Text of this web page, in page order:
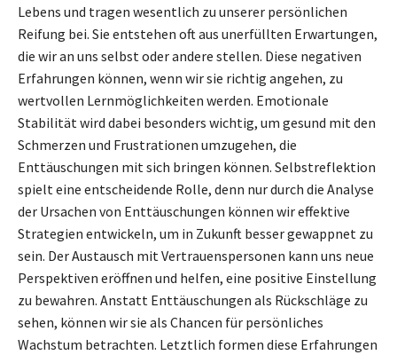
Lebens und tragen wesentlich zu unserer persönlichen
Reifung bei. Sie entstehen oft aus unerfüllten Erwartungen,
die wir an uns selbst oder andere stellen. Diese negativen
Erfahrungen können, wenn wir sie richtig angehen, zu
wertvollen Lernmöglichkeiten werden. Emotionale
Stabilität wird dabei besonders wichtig, um gesund mit den
Schmerzen und Frustrationen umzugehen, die
Enttäuschungen mit sich bringen können. Selbstreflektion
spielt eine entscheidende Rolle, denn nur durch die Analyse
der Ursachen von Enttäuschungen können wir effektive
Strategien entwickeln, um in Zukunft besser gewappnet zu
sein. Der Austausch mit Vertrauenspersonen kann uns neue
Perspektiven eröffnen und helfen, eine positive Einstellung
zu bewahren. Anstatt Enttäuschungen als Rückschläge zu
sehen, können wir sie als Chancen für persönliches
Wachstum betrachten. Letztlich formen diese Erfahrungen